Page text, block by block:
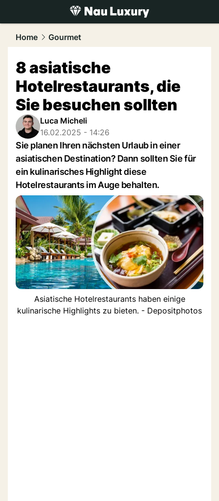
luxury.NAU.ch
Home Gourmet
8 asiatische
Hotelrestaurants, die
Sie besuchen sollten
Luca Micheli
16.02.2025 - 14:26
Sie planen Ihren nächsten Urlaub in einer
asiatischen Destination? Dann sollten Sie für
ein kulinarisches Highlight diese
Hotelrestaurants im Auge behalten.
Asiatische Hotelrestaurants haben einige
kulinarische Highlights zu bieten. - Depositphotos